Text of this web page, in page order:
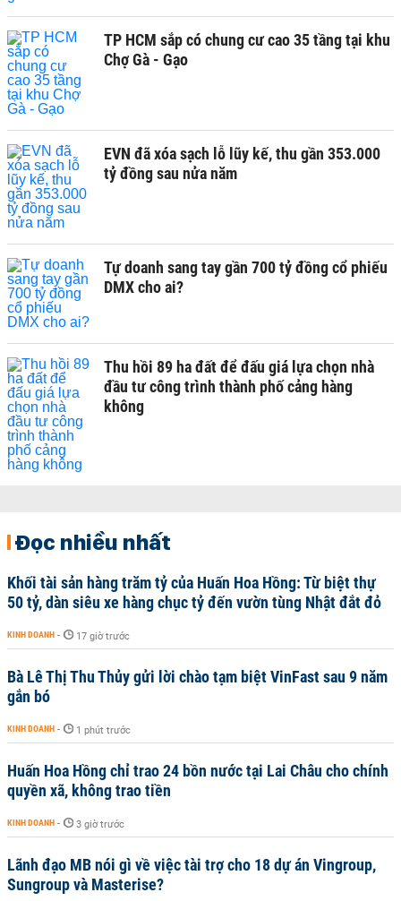
TP HCM sắp có chung cư cao 35 tầng tại khu
Chợ Gà - Gạo
EVN đã xóa sạch lỗ lũy kế, thu gần 353.000
tỷ đồng sau nửa năm
Tự doanh sang tay gần 700 tỷ đồng cổ phiếu
DMX cho ai?
Thu hồi 89 ha đất để đấu giá lựa chọn nhà
đầu tư công trình thành phố cảng hàng
không
Đọc nhiều nhất
Khối tài sản hàng trăm tỷ của Huấn Hoa Hồng: Từ biệt thự
50 tỷ, dàn siêu xe hàng chục tỷ đến vườn tùng Nhật đắt đỏ
KINH DOANH - 17 giờ trước
Bà Lê Thị Thu Thủy gửi lời chào tạm biệt VinFast sau 9 năm
gắn bó
KINH DOANH - 1 phút trước
Huấn Hoa Hồng chỉ trao 24 bồn nước tại Lai Châu cho chính
quyền xã, không trao tiền
KINH DOANH - 3 giờ trước
Lãnh đạo MB nói gì về việc tài trợ cho 18 dự án Vingroup,
Sungroup và Masterise?